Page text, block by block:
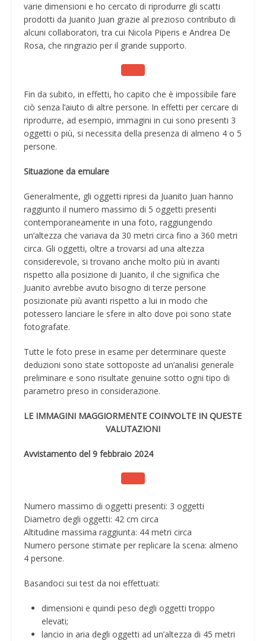
varie dimensioni e ho cercato di riprodurre gli scatti
prodotti da Juanito Juan grazie al prezioso contributo di
alcuni collaboratori, tra cui Nicola Piperis e Andrea De
Rosa, che ringrazio per il grande supporto.
Fin da subito, in effetti, ho capito che è impossibile fare
ciò senza l’aiuto di altre persone. In effetti per cercare di
riprodurre, ad esempio, immagini in cui sono presenti 3
oggetti o più, si necessita della presenza di almeno 4 o 5
persone.
Situazione da emulare
Generalmente, gli oggetti ripresi da Juanito Juan hanno
raggiunto il numero massimo di 5 oggetti presenti
contemporaneamente in una foto, raggiungendo
un’altezza che variava da 30 metri circa fino a 360 metri
circa. Gli oggetti, oltre a trovarsi ad una altezza
considerevole, si trovano anche molto più in avanti
rispetto alla posizione di Juanito, il che significa che
Juanito avrebbe avuto bisogno di terze persone
posizionate più avanti rispetto a lui in modo che
potessero lanciare le sfere in alto dove poi sono state
fotografate.
Tutte le foto prese in esame per determinare queste
deduzioni sono state sottoposte ad un’analisi generale
preliminare e sono risultate genuine sotto ogni tipo di
parametro preso in considerazione.
LE IMMAGINI MAGGIORMENTE COINVOLTE IN QUESTE
VALUTAZIONI
Avvistamento del 9 febbraio 2024
Numero massimo di oggetti presenti: 3 oggetti
Diametro degli oggetti: 42 cm circa
Altitudine massima raggiunta: 44 metri circa
Numero persone stimate per replicare la scena: almeno
4 persone.
Basandoci sui test da noi effettuati:
dimensioni e quindi peso degli oggetti troppo
elevati;
lancio in aria degli oggetti ad un’altezza di 45 metri